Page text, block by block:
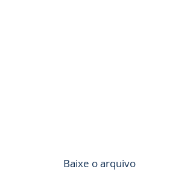
Baixe o arquivo